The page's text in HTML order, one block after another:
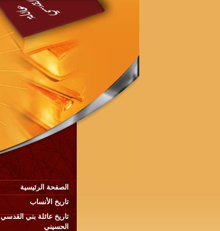
الصفحة الرئيسية
تاريخ الأنساب
تاريخ عائلة بني القدسي
الحسيني